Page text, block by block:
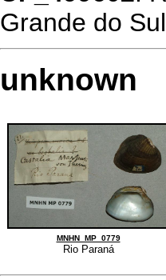
Grande do
unknown
MNHN_MP_0779
Rio Paraná